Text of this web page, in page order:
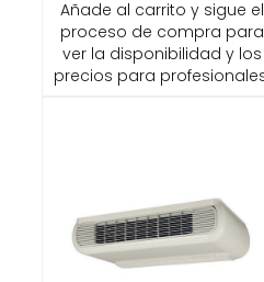
Añade al carrito y sigue el
proceso de compra para
ver la disponibilidad y los
precios para